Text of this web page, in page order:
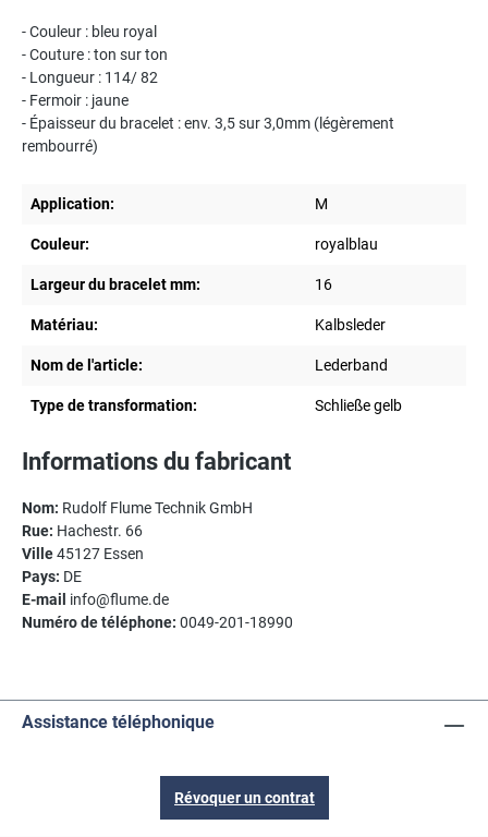
- Couleur : bleu royal
- Couture : ton sur ton
- Longueur : 114/ 82
- Fermoir : jaune
- Épaisseur du bracelet : env. 3,5 sur 3,0mm (légèrement
rembourré)
Application: M
Couleur: royalblau
Largeur du bracelet mm: 16
Matériau: Kalbsleder
Nom de l'article: Lederband
Type de transformation: Schließe gelb
Informations du fabricant
Nom: Rudolf Flume Technik GmbH
Rue: Hachestr. 66
Ville45127 Essen
Pays: DE
E-mail info@flume.de
Numéro de téléphone: 0049-201-18990
Assistance téléphonique
Révoquer un contrat